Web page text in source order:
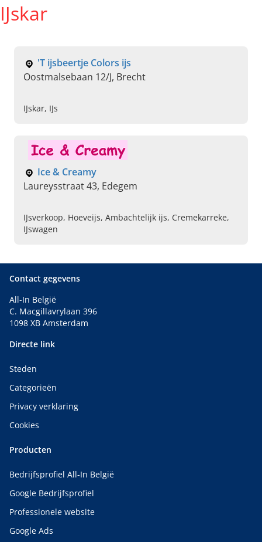
IJskar
'T ijsbeertje Colors ijs
Oostmalsebaan 12/J, Brecht
IJskar, IJs
Ice & Creamy
Laureysstraat 43, Edegem
IJsverkoop, Hoeveijs, Ambachtelijk ijs, Cremekarreke,
IJswagen
Contact gegevens
All-In België
C. Macgillavrylaan 396
1098 XB Amsterdam
Directe link
Steden
Categorieën
Privacy verklaring
Cookies
Producten
Bedrijfsprofiel All-In België
Google Bedrijfsprofiel
Professionele website
Google Ads